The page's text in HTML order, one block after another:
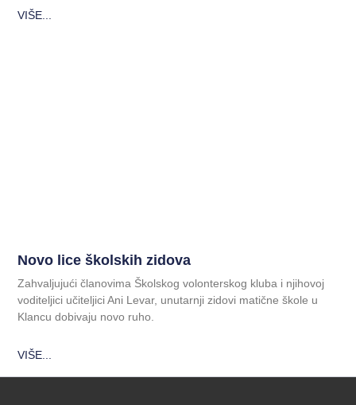
VIŠE...
Novo lice školskih zidova
Zahvaljujući članovima Školskog volonterskog kluba i njihovoj
voditeljici učiteljici Ani Levar, unutarnji zidovi matične škole u
Klancu dobivaju novo ruho.
VIŠE...